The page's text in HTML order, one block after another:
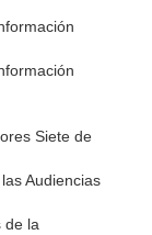
Siete de
Audiencias
de la